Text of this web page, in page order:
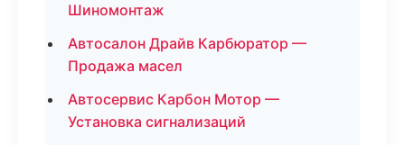
Шиномонтаж
Автосалон Драйв Карбюратор —
Продажа масел
Автосервис Карбон Мотор —
Установка сигнализаций